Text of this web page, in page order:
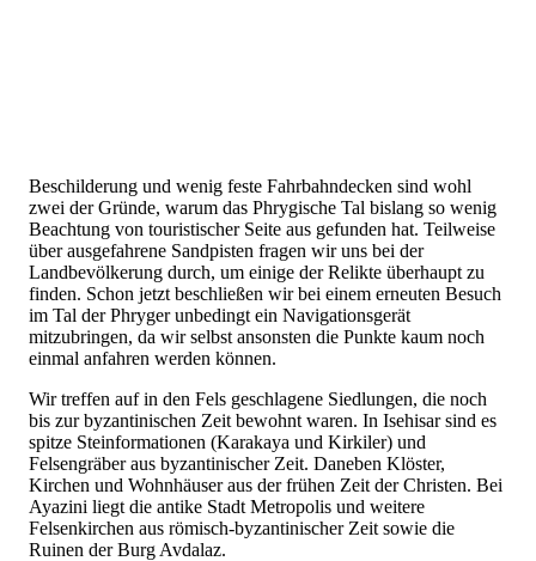
Beschilderung und wenig feste Fahrbahndecken sind wohl
zwei der Gründe, warum das Phrygische Tal bislang so wenig
Beachtung von touristischer Seite aus gefunden hat. Teilweise
über ausgefahrene Sandpisten fragen wir uns bei der
Landbevölkerung durch, um einige der Relikte überhaupt zu
finden. Schon jetzt beschließen wir bei einem erneuten Besuch
im Tal der Phryger unbedingt ein Navigationsgerät
mitzubringen, da wir selbst ansonsten die Punkte kaum noch
einmal anfahren werden können.
Wir treffen auf in den Fels geschlagene Siedlungen, die noch
bis zur byzantinischen Zeit bewohnt waren. In Isehisar sind es
spitze Steinformationen (Karakaya und Kirkiler) und
Felsengräber aus byzantinischer Zeit. Daneben Klöster,
Kirchen und Wohnhäuser aus der frühen Zeit der Christen. Bei
Ayazini liegt die antike Stadt Metropolis und weitere
Felsenkirchen aus römisch-byzantinischer Zeit sowie die
Ruinen der Burg Avdalaz.